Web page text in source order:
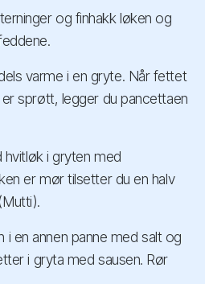
og finhakk løken og
varme i en gryte. Når fettet
sprøtt, legger du pancettaen
i gryten med
er mør tilsetter du en halv
i en annen panne med salt og
i gryta med sausen. Rør